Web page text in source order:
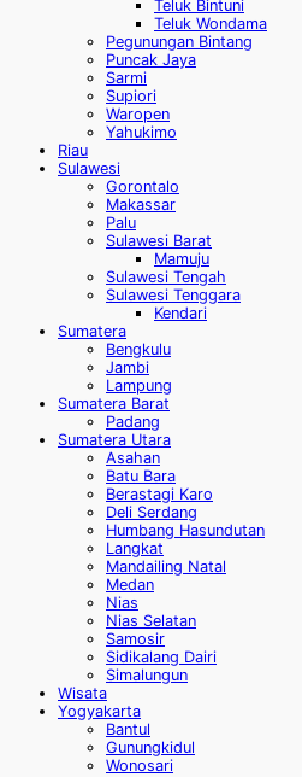
Teluk Bintuni
Teluk Wondama
Pegunungan Bintang
Puncak Jaya
Sarmi
Supiori
Waropen
Yahukimo
Riau
Sulawesi
Gorontalo
Makassar
Palu
Sulawesi Barat
Mamuju
Sulawesi Tengah
Sulawesi Tenggara
Kendari
Sumatera
Bengkulu
Jambi
Lampung
Sumatera Barat
Padang
Sumatera Utara
Asahan
Batu Bara
Berastagi Karo
Deli Serdang
Humbang Hasundutan
Langkat
Mandailing Natal
Medan
Nias
Nias Selatan
Samosir
Sidikalang Dairi
Simalungun
Wisata
Yogyakarta
Bantul
Gunungkidul
Wonosari